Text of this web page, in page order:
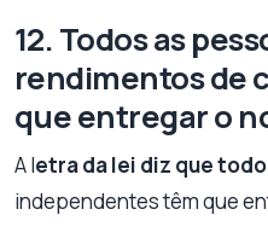
12. Todos as
rendimentos de
que entregar o
A letra da lei diz que
independentes têm que